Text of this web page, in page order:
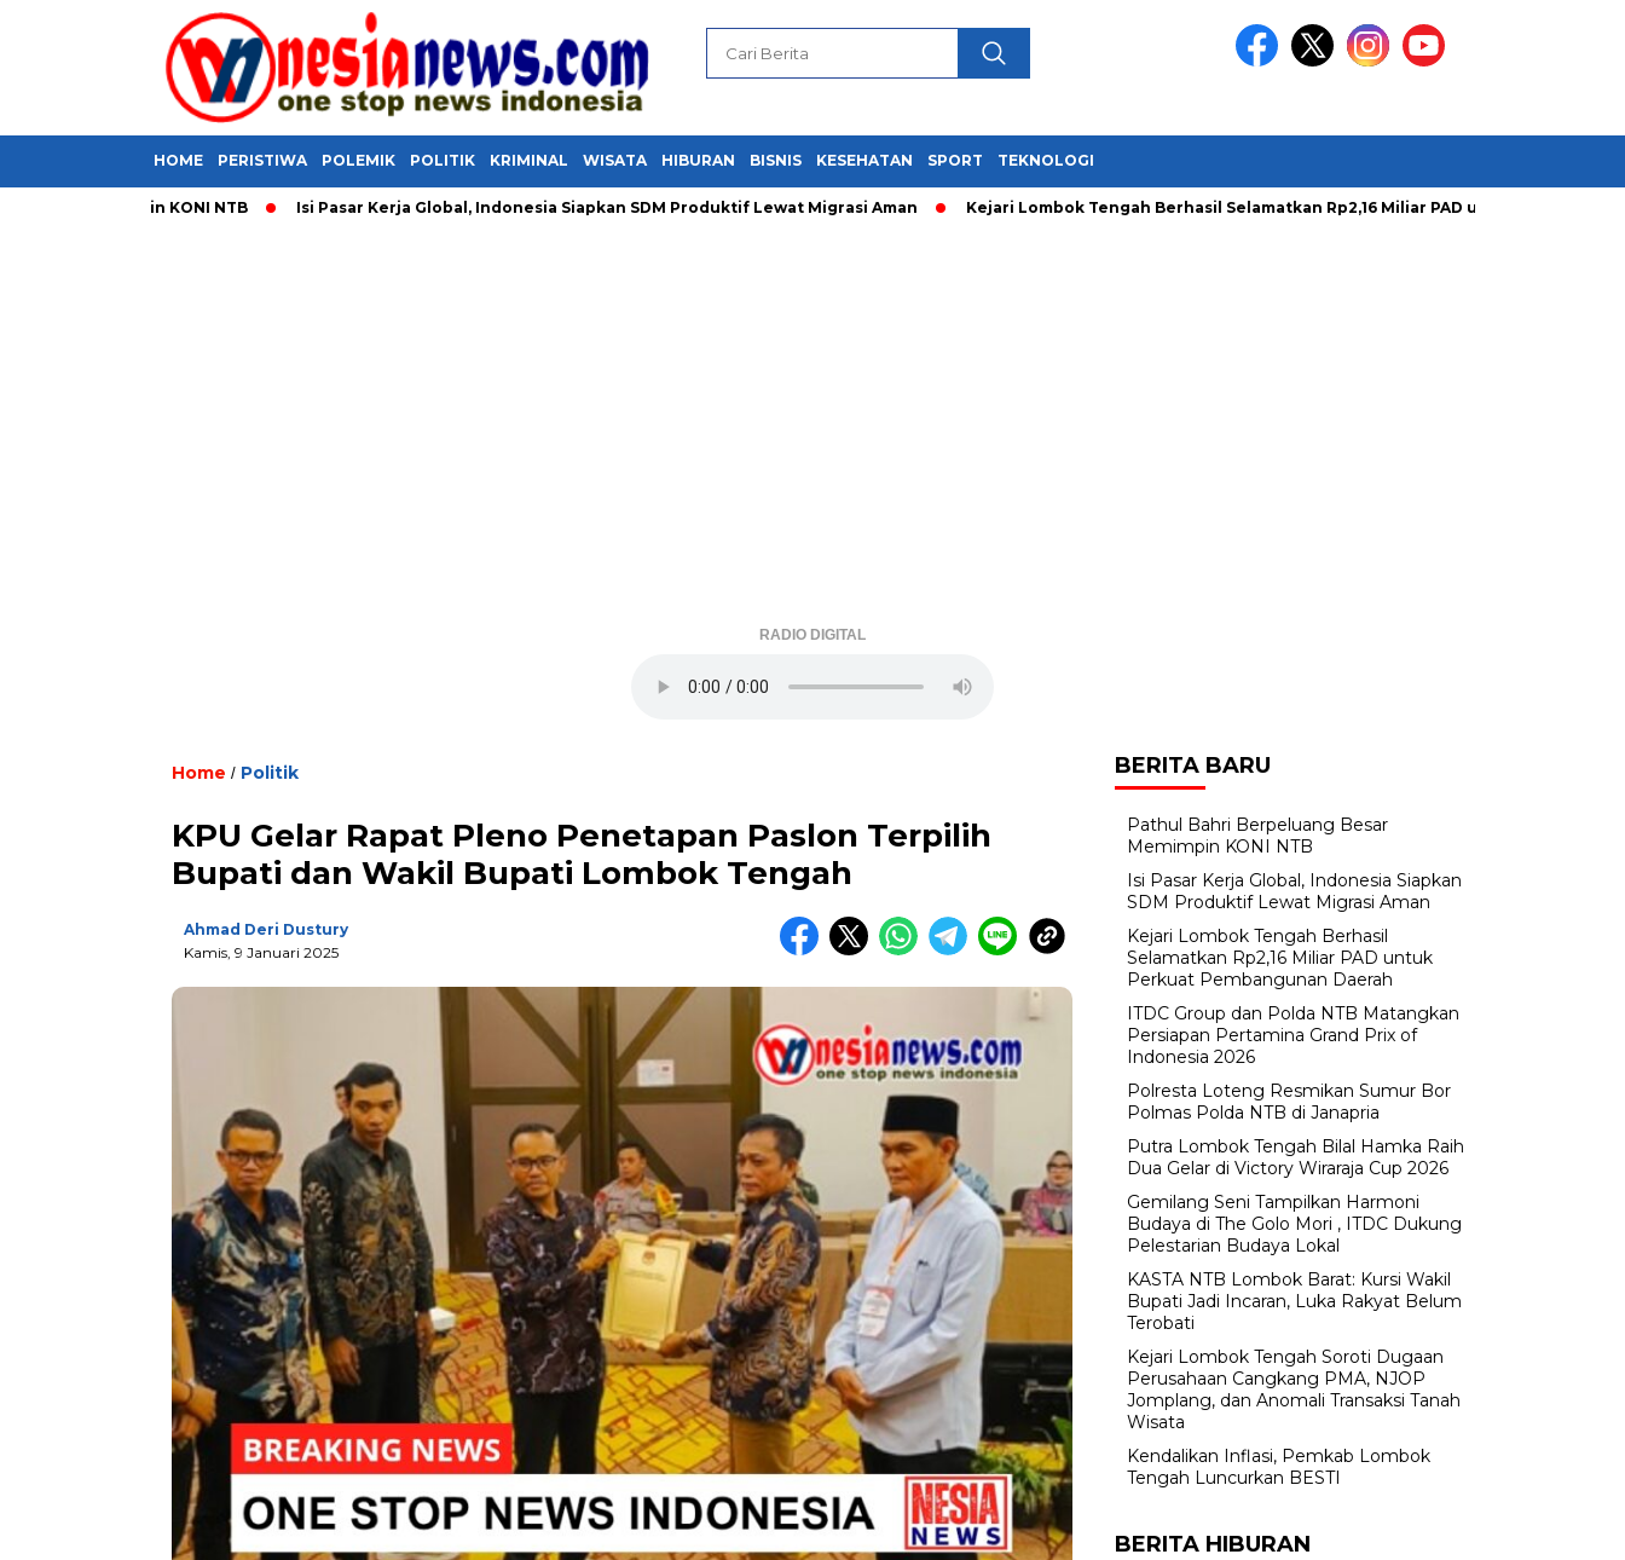
HOME PERISTIWA POLEMIK POLITIK KRIMINAL WISATA HIBURAN BISNIS KESEHATAN SPORT TEKNOLOGI
KONI NTB ​Isi Pasar Kerja Global, Indonesia Siapkan SDM Produktif Lewat Migrasi Aman Kejari Lombok Tengah Berhasil Selamatkan Rp2,16 Miliar PAD untuk Perkuat
RADIO DIGITAL
Home / Politik
KPU Gelar Rapat Pleno Penetapan Paslon Terpilih
Bupati dan Wakil Bupati Lombok Tengah
Ahmad Deri Dustury
Kamis, 9 Januari 2025
BERITA BARU
Pathul Bahri Berpeluang Besar
Memimpin KONI NTB
​Isi Pasar Kerja Global, Indonesia Siapkan
SDM Produktif Lewat Migrasi Aman
Kejari Lombok Tengah Berhasil
Selamatkan Rp2,16 Miliar PAD untuk
Perkuat Pembangunan Daerah
ITDC Group dan Polda NTB Matangkan
Persiapan Pertamina Grand Prix of
Indonesia 2026
Polresta Loteng Resmikan Sumur Bor
Polmas Polda NTB di Janapria
Putra Lombok Tengah Bilal Hamka Raih
Dua Gelar di Victory Wiraraja Cup 2026
Gemilang Seni Tampilkan Harmoni
Budaya di The Golo Mori , ITDC Dukung
Pelestarian Budaya Lokal
KASTA NTB Lombok Barat: Kursi Wakil
Bupati Jadi Incaran, Luka Rakyat Belum
Terobati
Kejari Lombok Tengah Soroti Dugaan
Perusahaan Cangkang PMA, NJOP
Jomplang, dan Anomali Transaksi Tanah
Wisata
Kendalikan Inflasi, Pemkab Lombok
Tengah Luncurkan BESTI
BERITA HIBURAN